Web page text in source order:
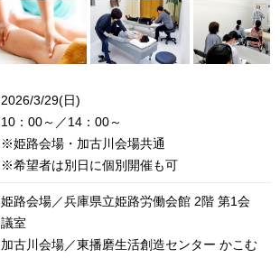
2026/3/29(日)
10：00～／14：00～
※姫路会場・加古川会場共通
※希望者は別日に個別開催も可
姫路会場／兵庫県立姫路労働会館 2階 第1会
議室
加古川会場／東播磨生活創造センター かこむ